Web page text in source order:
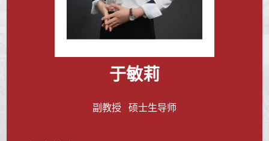
于敏莉
副教授 硕士生导师